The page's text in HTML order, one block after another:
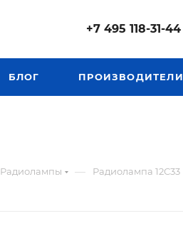
+7 495 118-31-44
БЛОГ ПРОИЗВОДИТЕЛИ
Радиолампы — Радиолампа 12С33